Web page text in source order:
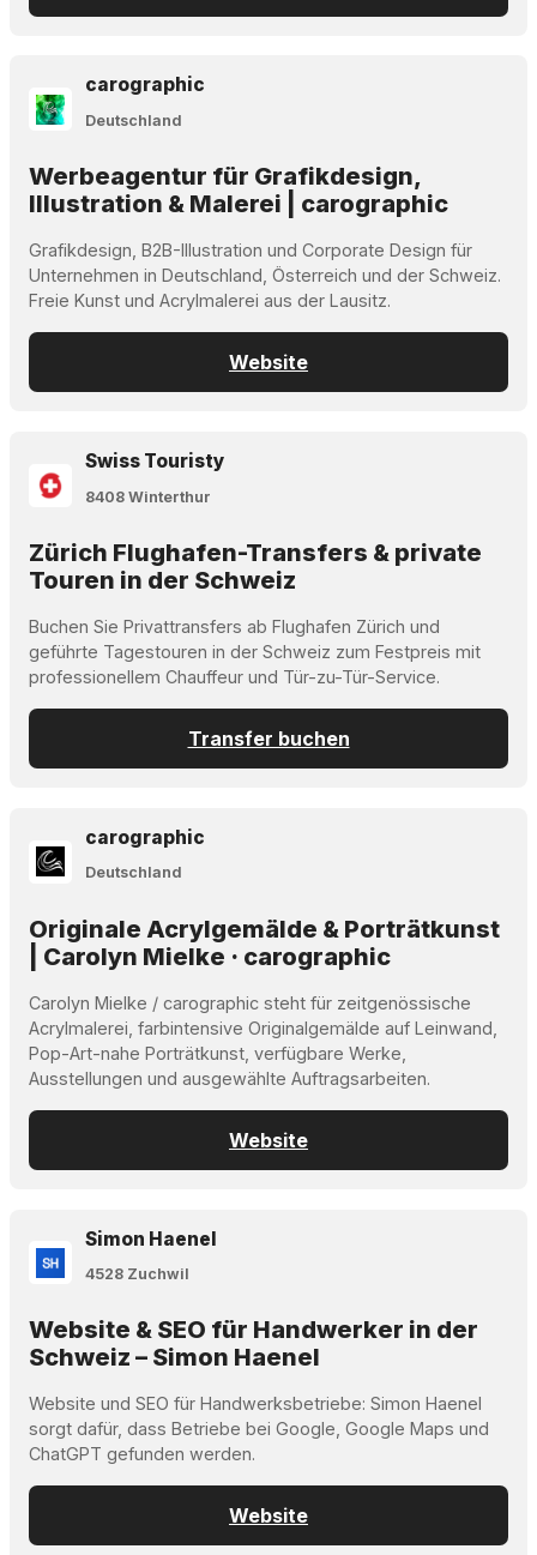
carographic
Deutschland
Werbeagentur für Grafikdesign,
Illustration & Malerei | carographic
Grafikdesign, B2B-Illustration und Corporate Design für
Unternehmen in Deutschland, Österreich und der Schweiz.
Freie Kunst und Acrylmalerei aus der Lausitz.
Website
Swiss Touristy
8408 Winterthur
Zürich Flughafen-Transfers & private
Touren in der Schweiz
Buchen Sie Privattransfers ab Flughafen Zürich und
geführte Tagestouren in der Schweiz zum Festpreis mit
professionellem Chauffeur und Tür-zu-Tür-Service.
Transfer buchen
carographic
Deutschland
Originale Acrylgemälde & Porträtkunst
| Carolyn Mielke · carographic
Carolyn Mielke / carographic steht für zeitgenössische
Acrylmalerei, farbintensive Originalgemälde auf Leinwand,
Pop-Art-nahe Porträtkunst, verfügbare Werke,
Ausstellungen und ausgewählte Auftragsarbeiten.
Website
Simon Haenel
4528 Zuchwil
Website & SEO für Handwerker in der
Schweiz – Simon Haenel
Website und SEO für Handwerksbetriebe: Simon Haenel
sorgt dafür, dass Betriebe bei Google, Google Maps und
ChatGPT gefunden werden.
Website